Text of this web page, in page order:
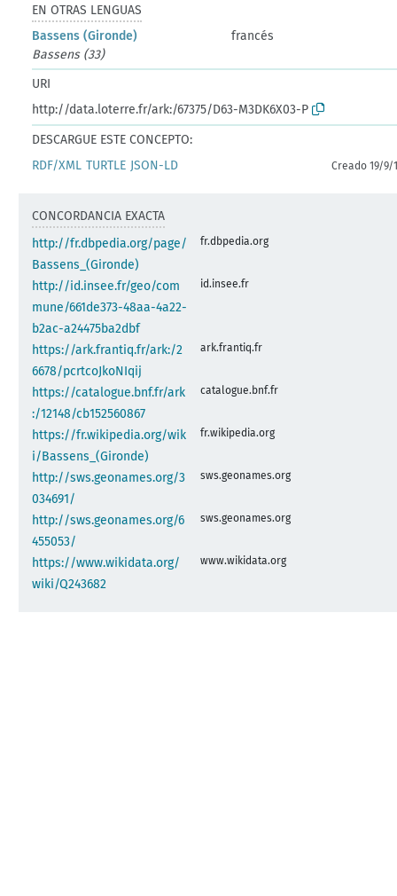
EN OTRAS LENGUAS
Bassens (Gironde)
francés
Bassens (33)
URI
http://data.loterre.fr/ark:/67375/D63-M3DK6X03-P
DESCARGUE ESTE CONCEPTO:
RDF/XML TURTLE JSON-LD Creado 19/9/
CONCORDANCIA EXACTA
http://fr.dbpedia.org/page/
Bassens_(Gironde)
fr.dbpedia.org
http://id.insee.fr/geo/com
mune/661de373-48aa-4a22-
b2ac-a24475ba2dbf
id.insee.fr
https://ark.frantiq.fr/ark:/2
6678/pcrtcoJkoNIqij
ark.frantiq.fr
https://catalogue.bnf.fr/ark
:/12148/cb152560867
catalogue.bnf.fr
https://fr.wikipedia.org/wik
i/Bassens_(Gironde)
fr.wikipedia.org
http://sws.geonames.org/3
034691/
sws.geonames.org
http://sws.geonames.org/6
455053/
sws.geonames.org
https://www.wikidata.org/
wiki/Q243682
www.wikidata.org